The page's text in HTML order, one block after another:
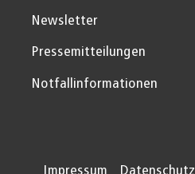
Newsletter
Pressemitteilungen
Notfallinformationen
Impressum Datenschutz